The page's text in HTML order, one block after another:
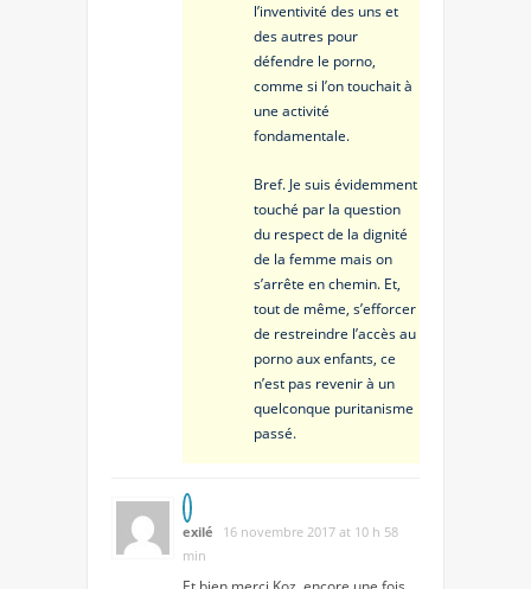
l’inventivité des uns et
des autres pour
défendre le porno,
comme si l’on touchait à
une activité
fondamentale.
Bref. Je suis évidemment
touché par la question
du respect de la dignité
de la femme mais on
s’arrête en chemin. Et,
tout de même, s’efforcer
de restreindre l’accès au
porno aux enfants, ce
n’est pas revenir à un
quelconque puritanisme
passé.
exilé
16 novembre 2017 at 10 h 58
min